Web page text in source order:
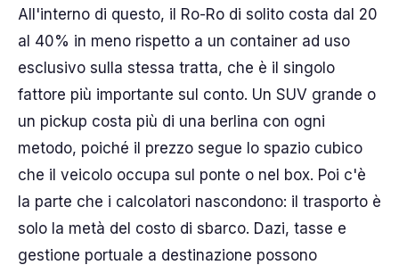
All'interno di questo, il Ro-Ro di solito costa dal 20
al 40% in meno rispetto a un container ad uso
esclusivo sulla stessa tratta, che è il singolo
fattore più importante sul conto. Un SUV grande o
un pickup costa più di una berlina con ogni
metodo, poiché il prezzo segue lo spazio cubico
che il veicolo occupa sul ponte o nel box. Poi c'è
la parte che i calcolatori nascondono: il trasporto è
solo la metà del costo di sbarco. Dazi, tasse e
gestione portuale a destinazione possono